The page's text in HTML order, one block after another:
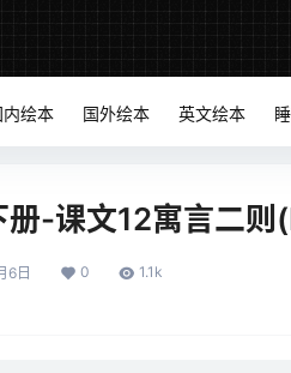
内绘本 国外绘本 英文绘本
册-课文12寓言二
6日 0 1.1k